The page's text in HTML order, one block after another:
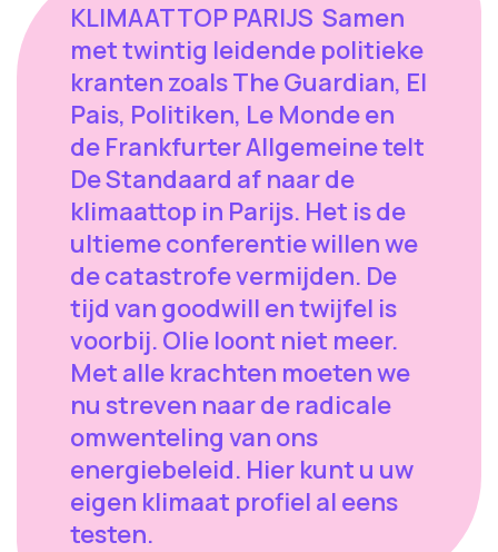
KLIMAATTOP PARIJS Samen
met twintig leidende politieke
kranten zoals The Guardian, El
Pais, Politiken, Le Monde en
de Frankfurter Allgemeine telt
De Standaard af naar de
klimaattop in Parijs. Het is de
ultieme conferentie willen we
de catastrofe vermijden. De
tijd van goodwill en twijfel is
voorbij. Olie loont niet meer.
Met alle krachten moeten we
nu streven naar de radicale
omwenteling van ons
energiebeleid. Hier kunt u uw
eigen klimaat profiel al eens
testen.